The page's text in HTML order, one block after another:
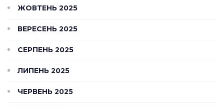
ЖОВТЕНЬ 2025
ВЕРЕСЕНЬ 2025
СЕРПЕНЬ 2025
ЛИПЕНЬ 2025
ЧЕРВЕНЬ 2025